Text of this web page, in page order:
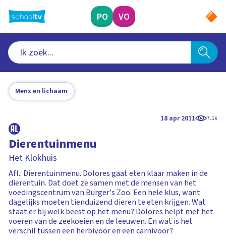
naar
hoofdinhoud
PO VO
Mens en lichaam
18 apr 2011 7.1k
Dierentuinmenu
Het Klokhuis
Afl.: Dierentuinmenu. Dolores gaat eten klaar maken in de
dierentuin. Dat doet ze samen met de mensen van het
voedingscentrum van Burger's Zoo. Een hele klus, want
dagelijks moeten tienduizend dieren te eten krijgen. Wat
staat er bij welk beest op het menu? Dolores helpt met het
voeren van de zeekoeien en de leeuwen. En wat is het
verschil tussen een herbivoor en een carnivoor?